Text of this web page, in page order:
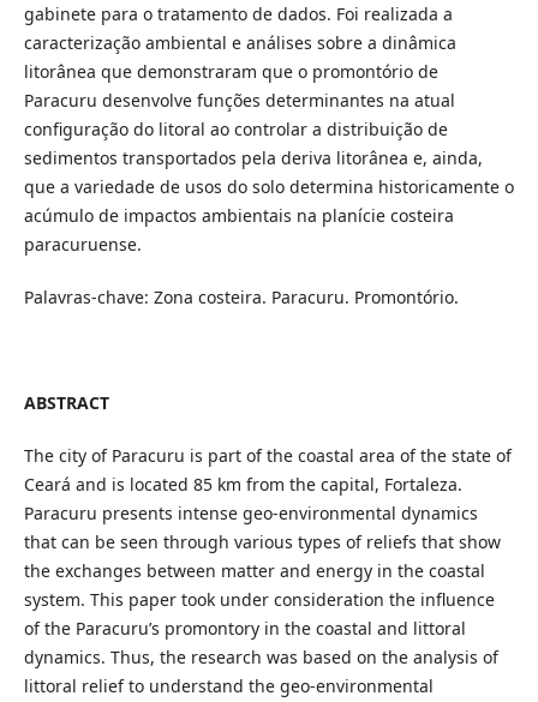
gabinete para o tratamento de dados. Foi realizada a
caracterização ambiental e análises sobre a dinâmica
litorânea que demonstraram que o promontório de
Paracuru desenvolve funções determinantes na atual
configuração do litoral ao controlar a distribuição de
sedimentos transportados pela deriva litorânea e, ainda,
que a variedade de usos do solo determina historicamente o
acúmulo de impactos ambientais na planície costeira
paracuruense.
Palavras-chave: Zona costeira. Paracuru. Promontório.
ABSTRACT
The city of Paracuru is part of the coastal area of the state of
Ceará and is located 85 km from the capital, Fortaleza.
Paracuru presents intense geo-environmental dynamics
that can be seen through various types of reliefs that show
the exchanges between matter and energy in the coastal
system. This paper took under consideration the influence
of the Paracuru’s promontory in the coastal and littoral
dynamics. Thus, the research was based on the analysis of
littoral relief to understand the geo-environmental